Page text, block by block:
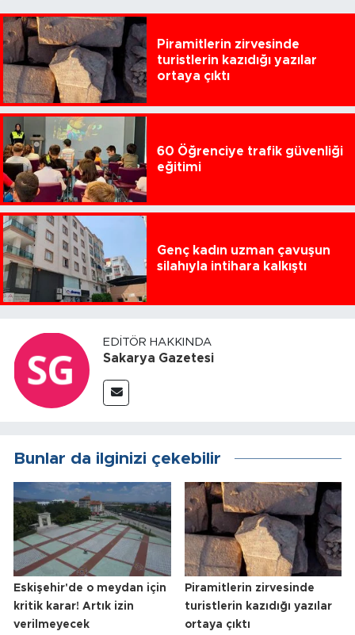
Piramitlerin zirvesinde
turistlerin kazıdığı yazılar
ortaya çıktı
60 Öğrenciye trafik güvenliği
eğitimi
Genç kadın uzman çavuşun
silahıyla intihara kalkıştı
EDITÖR HAKKINDA
Sakarya Gazetesi
Bunlar da ilginizi çekebilir
Eskişehir'de o meydan için
kritik karar! Artık izin
verilmeyecek
Piramitlerin zirvesinde
turistlerin kazıdığı yazılar
ortaya çıktı